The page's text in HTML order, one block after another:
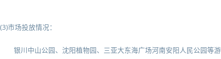
(3)市场投放情况：
银川中山公园、沈阳植物园、三亚大东海广场河南安阳人民公园等游